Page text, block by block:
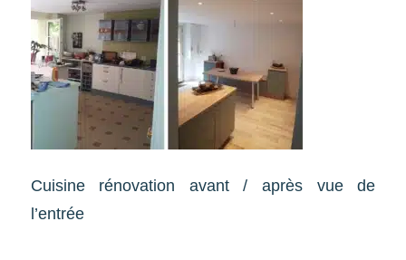
Cuisine rénovation avant / après vue de
l’entrée